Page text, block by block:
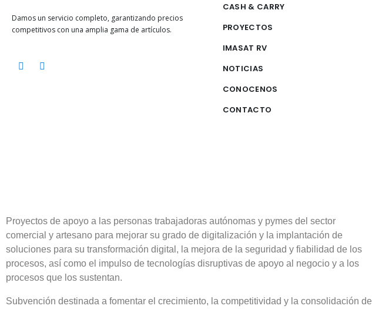
Damos un servicio completo, garantizando precios
competitivos con una amplia gama de artículos.
CASH & CARRY
PROYECTOS
IMASAT RV
NOTICIAS
CONOCENOS
CONTACTO
Proyectos de apoyo a las personas trabajadoras autónomas y pymes del sector
comercial y artesano para mejorar su grado de digitalización y la implantación de
soluciones para su transformación digital, la mejora de la seguridad y fiabilidad de los
procesos, así como el impulso de tecnologías disruptivas de apoyo al negocio y a los
procesos que los sustentan.
Subvención destinada a fomentar el crecimiento, la competitividad y la consolidación del